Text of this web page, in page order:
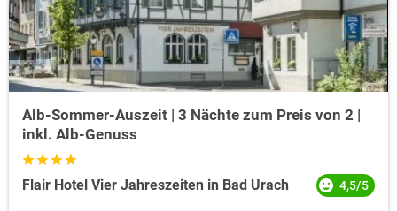
Alb-Sommer-Auszeit | 3 Nächte zum Preis von 2 |
inkl. Alb-Genuss
Flair Hotel Vier Jahreszeiten in Bad Urach 4,5/5